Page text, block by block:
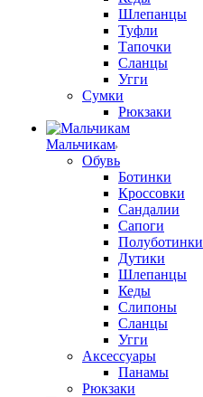
Шлепанцы
Туфли
Тапочки
Сланцы
Угги
Сумки
Рюкзаки
Мальчикам
Обувь
Ботинки
Кроссовки
Сандалии
Сапоги
Полуботинки
Дутики
Шлепанцы
Кеды
Слипоны
Сланцы
Угги
Аксессуары
Панамы
Рюкзаки